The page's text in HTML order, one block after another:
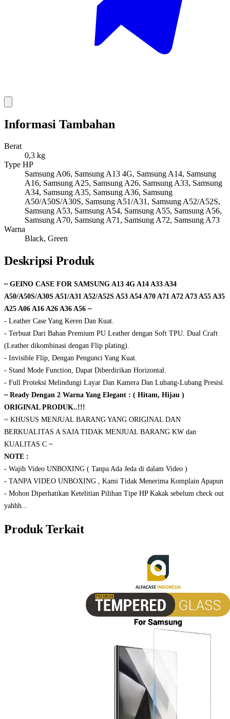
Informasi Tambahan
Berat
0,3 kg
Type HP
Samsung A06, Samsung A13 4G, Samsung A14, Samsung
A16, Samsung A25, Samsung A26, Samsung A33, Samsung
A34, Samsung A35, Samsung A36, Samsung
A50/A50S/A30S, Samsung A51/A31, Samsung A52/A52S,
Samsung A53, Samsung A54, Samsung A55, Samsung A56,
Samsung A70, Samsung A71, Samsung A72, Samsung A73
Warna
Black, Green
Deskripsi Produk
~ GEINO CASE FOR SAMSUNG A13 4G A14 A33 A34
A50/A50S/A30S A51/A31 A52/A52S A53 A54 A70 A71 A72 A73 A55 A35
A25 A06 A16 A26 A36 A56 ~
- Leather Case Yang Keren Dan Kuat.
- Terbuat Dari Bahan Premium PU Leather dengan Soft TPU. Dual Craft
(Leather dikombinasi dengan Flip plating).
- Invisible Flip, Dengan Pengunci Yang Kuat.
- Stand Mode Function, Dapat Diberdirikan Horizontal.
- Full Proteksi Melindungi Layar Dan Kamera Dan Lubang-Lubang Presisi.
~ Ready Dengan 2 Warna Yang Elegant : ( Hitam, Hijau )
ORIGINAL PRODUK..!!!
~ KHUSUS MENJUAL BARANG YANG ORIGINAL DAN
BERKUALITAS A SAJA TIDAK MENJUAL BARANG KW dan
KUALITAS C ~
NOTE :
- Wajib Video UNBOXING ( Tanpa Ada Jeda di dalam Video )
- TANPA VIDEO UNBOXING , Kami Tidak Menerima Komplain Apapun
- Mohon Diperhatikan Ketelitian Pilihan Tipe HP Kakak sebelum check out
yahhh...
Produk Terkait